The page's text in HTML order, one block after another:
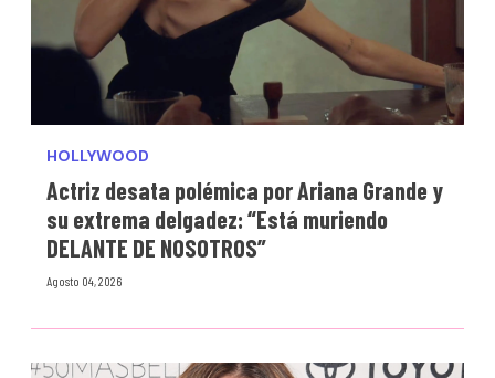
HOLLYWOOD
Actriz desata polémica por Ariana Grande y
su extrema delgadez: “Está muriendo
DELANTE DE NOSOTROS”
Agosto 04, 2026